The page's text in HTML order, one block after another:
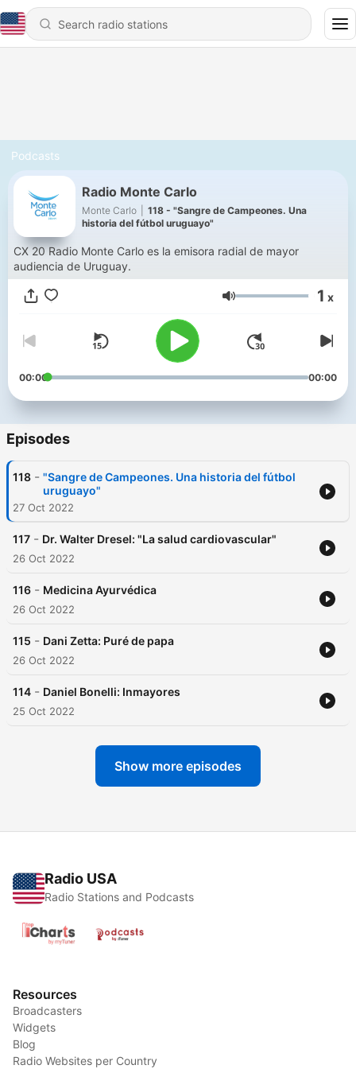
Podcasts
Radio Monte Carlo
Monte Carlo
118 - "Sangre de Campeones. Una
historia del fútbol uruguayo"
CX 20 Radio Monte Carlo es la emisora radial de mayor
audiencia de Uruguay.
Volume 1 x
00:00 00:00
Episodes
118 - "Sangre de Campeones. Una historia del fútbol
uruguayo"
27 Oct 2022
117 - Dr. Walter Dresel: "La salud cardiovascular"
26 Oct 2022
116 - Medicina Ayurvédica
26 Oct 2022
115 - Dani Zetta: Puré de papa
26 Oct 2022
114 - Daniel Bonelli: Inmayores
25 Oct 2022
Show more episodes
Radio USA
Radio Stations and Podcasts
Resources
Broadcasters
Widgets
Blog
Radio Websites per Country